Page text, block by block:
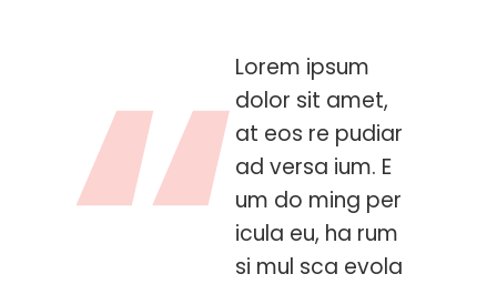
Lorem ipsum
dolor sit amet,
at eos re pudiar
ad versa ium. E
um do ming per
icula eu, ha rum
si mul sca evola